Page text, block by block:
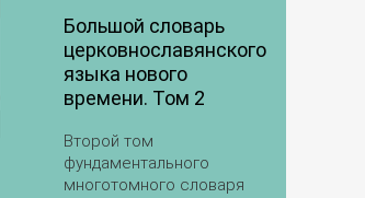
Большой словарь
церковнославянского
языка нового
времени. Том 2
Второй том
фундаментального
многотомного словаря